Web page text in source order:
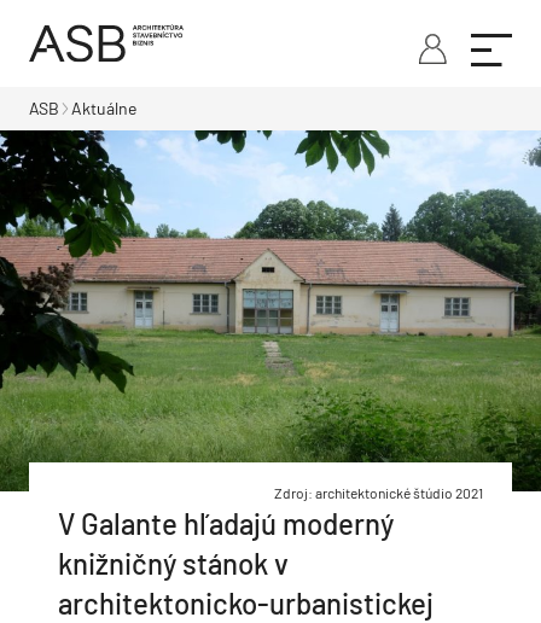
ASB Aktuálne
Zdroj: architektonické štúdio 2021
V Galante hľadajú moderný
knižničný stánok v
architektonicko-urbanistickej